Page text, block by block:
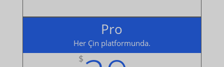
Pro
Her Çin platformunda.
$